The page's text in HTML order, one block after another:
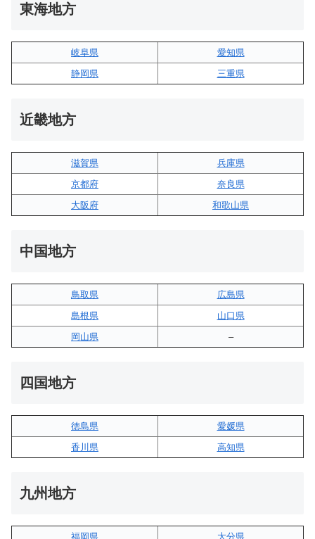
東海地方
岐阜県
愛知県
静岡県
三重県
近畿地方
滋賀県
兵庫県
京都府
奈良県
大阪府
和歌山県
中国地方
鳥取県
広島県
島根県
山口県
岡山県
–
四国地方
徳島県
愛媛県
香川県
高知県
九州地方
福岡県 大分県